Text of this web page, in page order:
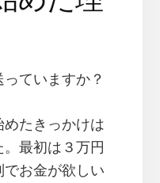
ていますか？
たきっかけは
最初は３万円
でお金が欲しい